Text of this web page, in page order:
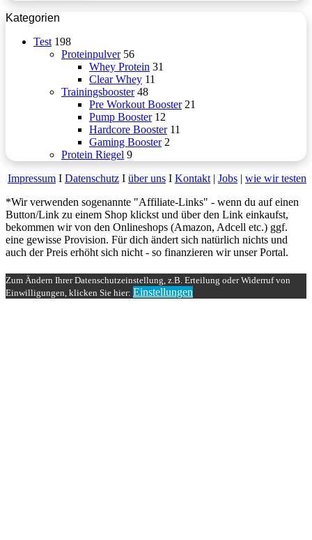
Kategorien
Test 198
Proteinpulver 56
Whey Protein 31
Clear Whey 11
Trainingsbooster 48
Pre Workout Booster 21
Pump Booster 12
Hardcore Booster 11
Gaming Booster 2
Protein Riegel 9
Impressum Ι Datenschutz Ι über uns Ι Kontakt| Jobs | wie wir testen
*Wir verwenden sogenannte "Affiliate-Links" - wenn du auf einen
Button/Link zu einem Shop klickst und über den Link einkaufst,
bekommen wir von den Onlineshops (Amazon, Adcell etc.) ggf.
eine gewisse Provision. Für dich ändert sich natürlich nichts und
auch der Preis erhöht sich nicht - so finanzieren wir unser Portal.
"Zurück
zum
Anfang"
Zum Ändern Ihrer Datenschutzeinstellung, z.B. Erteilung oder Widerruf von
Einwilligungen, klicken Sie hier: Einstellungen